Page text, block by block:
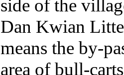
side of the
Dan Kwian
means the by-
area of bull-